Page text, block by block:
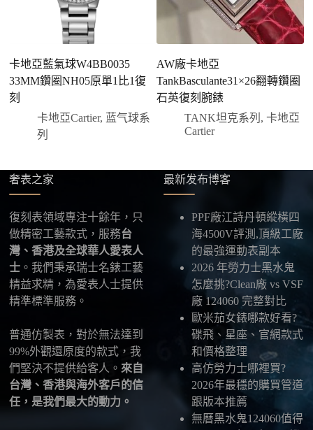
三、安排付款方式
您可以選擇先付少量訂金預留貨品，餘款在出貨
前或收到實拍照片後再支付；也可以一次性全額
付款，我們會在原有價格基礎上盡量幫您爭取更
優惠的方案。部分地區可協助安排較安全的到付
方式，具體以當下說明為準。
四、填寫收件資料與出貨
確認款式與付款後，把收件人姓名、地址及聯絡方式
供最新物流資訊與查件連結。
五、海外寄送說明
本店支援寄送至香港、澳門、台灣、欧美以及其他海
外地區，運費會依照目的地與物流方案另行報價，客
服在出貨前會跟您確認清楚。
最後：喜歡就別拖太久，有些熱門款現貨數量有
限，早一步確認，就能早一點戴上喜歡的腕錶。
卡地亞藍氣球W4BB0035
33MM鑽圈NH05原單1比1復
刻
卡地亞Cartier, 蓝气球系
列
AW廠卡地亞
TankBasculante31×26翻轉鑽圈
石英復刻腕錶
TANK坦克系列 , 卡地亞
Cartier
奢表之家
復刻表領域專注十餘年，只
做精密工藝款式，服務台
灣、香港及全球華人愛表人
士 。我們秉承瑞士名錶工藝
精益求精，為愛表人士提供
精準標準服務。
普通仿製表，對於無法達到
99%外觀還原度的款式，我
們堅決不提供給客人。 來自
台灣、香港與海外客戶的信
任，是我們最大的動力。
最新发布博客
PPF廠江詩丹頓縱橫四
海4500V評測,頂級工廠
的最強運動表副本
2026 年勞力士黑水鬼
怎麼挑?Clean廠 vs VSF
廠 124060 完整對比
歐米茄女錶哪款好看?
碟飛、星座、官網款式
和價格整理
高仿勞力士哪裡買?
2026年最穩的購買管道
跟版本推薦
無曆黑水鬼124060值得